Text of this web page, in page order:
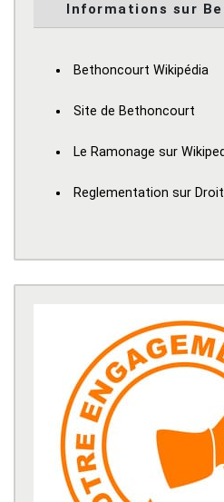
Informations sur
Bethoncourt Wikipédia
Site de Bethoncourt
Le Ramonage sur
Reglementation sur